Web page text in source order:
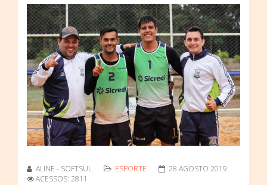
ALINE - SOFTSUL ESPORTE
28 AGOSTO 2019
ACESSOS: 2811